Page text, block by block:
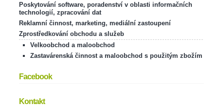
Poskytování software, poradenství v oblasti informačních
technologií, zpracování dat
Reklamní činnost, marketing, mediální zastoupení
Zprostředkování obchodu a služeb
Velkoobchod a maloobchod
Zastavárenská činnost a maloobchod s použitým zbožím
Facebook
Kontakt